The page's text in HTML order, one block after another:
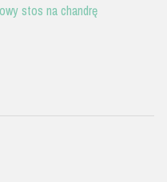
stos na chandrę